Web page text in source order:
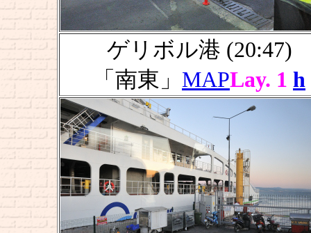
ゲリボル港 (20:47)
「南東」 MAPLay. 1 h